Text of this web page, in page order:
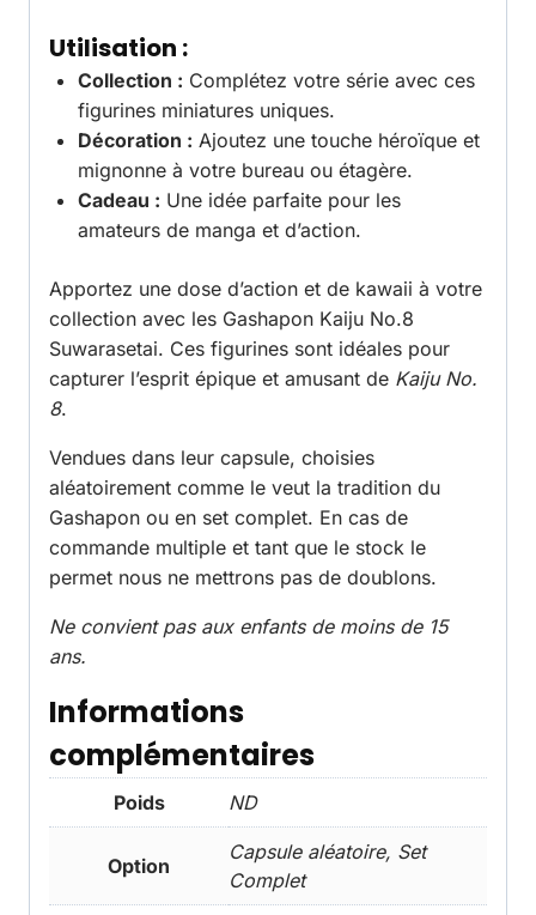
Utilisation :
Collection : Complétez votre série avec ces
figurines miniatures uniques.
Décoration : Ajoutez une touche héroïque et
mignonne à votre bureau ou étagère.
Cadeau : Une idée parfaite pour les
amateurs de manga et d’action.
Apportez une dose d’action et de kawaii à votre
collection avec les Gashapon Kaiju No.8
Suwarasetai. Ces figurines sont idéales pour
capturer l’esprit épique et amusant de Kaiju No.
8.
Vendues dans leur capsule, choisies
aléatoirement comme le veut la tradition du
Gashapon ou en set complet. En cas de
commande multiple et tant que le stock le
permet nous ne mettrons pas de doublons.
Ne convient pas aux enfants de moins de 15
ans.
Informations
complémentaires
Poids ND
Option
Capsule aléatoire, Set
Complet